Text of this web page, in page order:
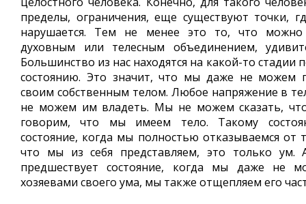
пределы, ограничения, еще существуют точки,
нарушается. Тем не менее это то, что
духовным или телесным объединением,
Большинство из нас находятся на какой-то стадии
состоянию. Это значит, что мы даже не можем
своим собственным телом. Любое напряжение в
не можем им владеть. Мы не можем сказать,
говорим, что мы имеем тело. Такому
состояние, когда мы полностью отказываемся от
что мы из себя представляем, это только ум.
предшествует состояние, когда мы даже не
хозяевами своего ума, мы также отщепляем его